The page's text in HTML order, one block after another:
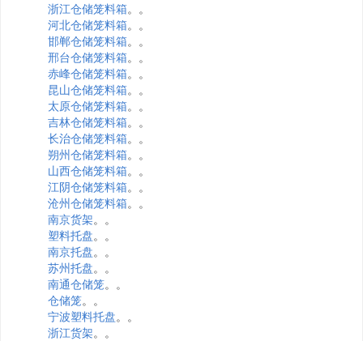
浙江仓储笼料箱。。
河北仓储笼料箱。。
邯郸仓储笼料箱。。
邢台仓储笼料箱。。
赤峰仓储笼料箱。。
昆山仓储笼料箱。。
太原仓储笼料箱。。
吉林仓储笼料箱。。
长治仓储笼料箱。。
朔州仓储笼料箱。。
山西仓储笼料箱。。
江阴仓储笼料箱。。
沧州仓储笼料箱。。
南京货架。。
塑料托盘。。
南京托盘。。
苏州托盘。。
南通仓储笼。。
仓储笼。。
宁波塑料托盘。。
浙江货架。。